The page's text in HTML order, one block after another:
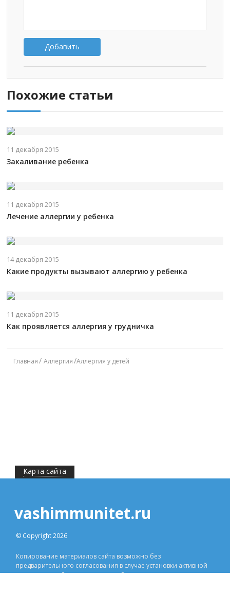
Добавить
Похожие статьи
11 декабря 2015
Закаливание ребенка
11 декабря 2015
Лечение аллергии у ребенка
14 декабря 2015
Какие продукты вызывают аллергию у ребенка
11 декабря 2015
Как проявляется аллергия у грудничка
Главная Аллергия Аллергия у детей
Карта сайта
vashimmunitet.ru
© Copyright 2026
Копирование материалов сайта возможно без
предварительного согласования в случае установки активной
индексируемой ссылки на наш сайт.